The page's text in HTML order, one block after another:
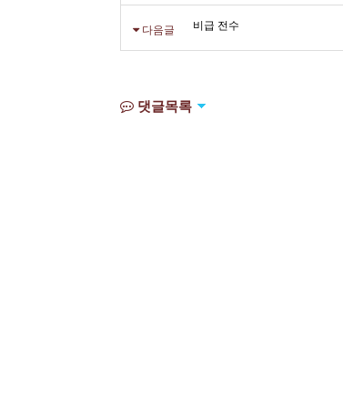
다음글 비급 전수
댓글목록